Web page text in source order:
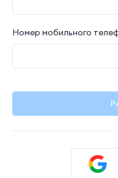
Номер мобильного